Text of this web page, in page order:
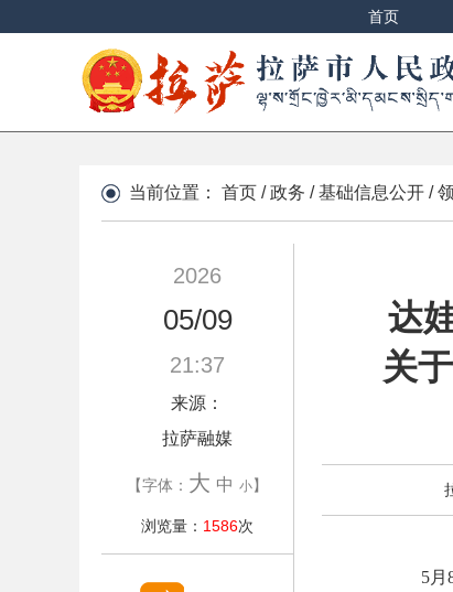
首页
当前位置： 首页 /政务 /基础信息公开 /
2026
05/09
21:37
来源：
拉萨融媒
【字体： 大 中 小】
浏览量： 1586次
达
关
5月